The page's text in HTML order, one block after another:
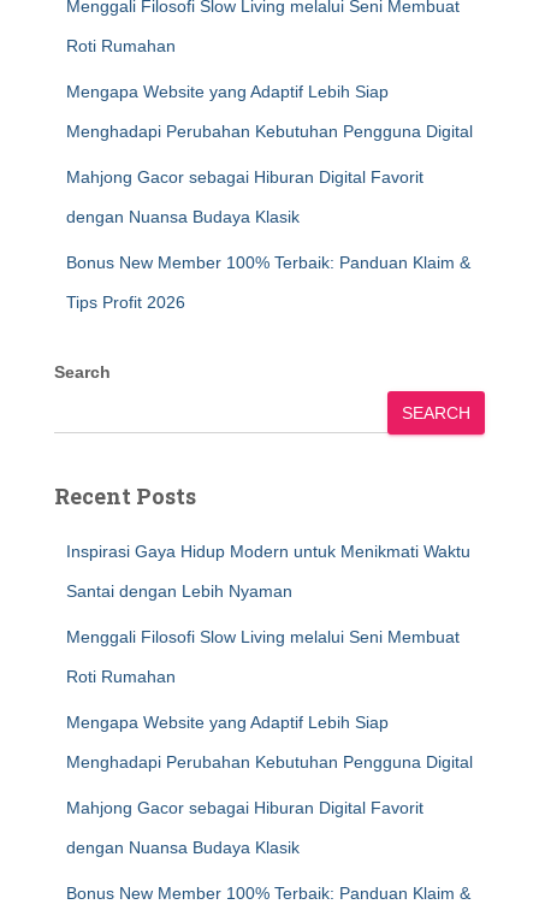
Menggali Filosofi Slow Living melalui Seni Membuat
Roti Rumahan
Mengapa Website yang Adaptif Lebih Siap
Menghadapi Perubahan Kebutuhan Pengguna Digital
Mahjong Gacor sebagai Hiburan Digital Favorit
dengan Nuansa Budaya Klasik
Bonus New Member 100% Terbaik: Panduan Klaim &
Tips Profit 2026
Search
SEARCH
Recent Posts
Inspirasi Gaya Hidup Modern untuk Menikmati Waktu
Santai dengan Lebih Nyaman
Menggali Filosofi Slow Living melalui Seni Membuat
Roti Rumahan
Mengapa Website yang Adaptif Lebih Siap
Menghadapi Perubahan Kebutuhan Pengguna Digital
Mahjong Gacor sebagai Hiburan Digital Favorit
dengan Nuansa Budaya Klasik
Bonus New Member 100% Terbaik: Panduan Klaim &